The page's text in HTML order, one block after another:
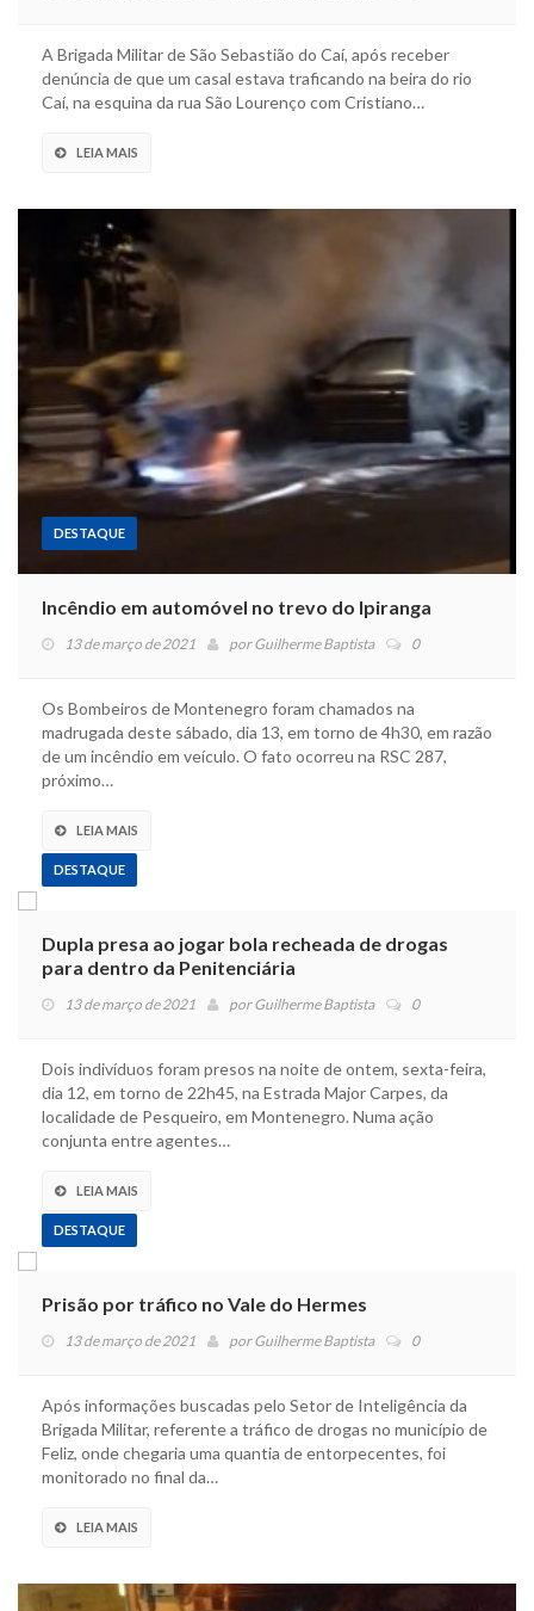
A Brigada Militar de São Sebastião do Caí, após receber
denúncia de que um casal estava traficando na beira do rio
Caí, na esquina da rua São Lourenço com Cristiano…
LEIA MAIS
DESTAQUE
Incêndio em automóvel no trevo do Ipiranga
13 de março de 2021 porGuilherme Baptista 0
Os Bombeiros de Montenegro foram chamados na
madrugada deste sábado, dia 13, em torno de 4h30, em razão
de um incêndio em veículo. O fato ocorreu na RSC 287,
próximo…
LEIA MAIS
DESTAQUE
Dupla presa ao jogar bola recheada de drogas
para dentro da Penitenciária
13 de março de 2021 porGuilherme Baptista 0
Dois indivíduos foram presos na noite de ontem, sexta-feira,
dia 12, em torno de 22h45, na Estrada Major Carpes, da
localidade de Pesqueiro, em Montenegro. Numa ação
conjunta entre agentes…
LEIA MAIS
DESTAQUE
Prisão por tráfico no Vale do Hermes
13 de março de 2021 porGuilherme Baptista 0
Após informações buscadas pelo Setor de Inteligência da
Brigada Militar, referente a tráfico de drogas no município de
Feliz, onde chegaria uma quantia de entorpecentes, foi
monitorado no final da…
LEIA MAIS